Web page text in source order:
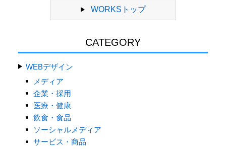
WORKSトップ
CATEGORY
WEBデザイン
メディア
企業・採用
医療・健康
飲食・食品
ソーシャルメディア
サービス・商品